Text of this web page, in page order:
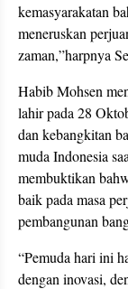
kemasyarakatan
meneruskan
zaman,”harpnya
Habib Mohsen
lahir pada 28
dan kebangkitan
muda Indonesia
membuktikan
baik pada masa
pembangunan
“Pemuda hari ini
dengan inovasi,